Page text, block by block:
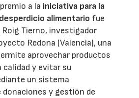
a la iniciativa para la
alimentario fue
Tierno, investigador
Redona (Valencia), una
aprovechar productos
y evitar su
un sistema
donaciones y gestión de